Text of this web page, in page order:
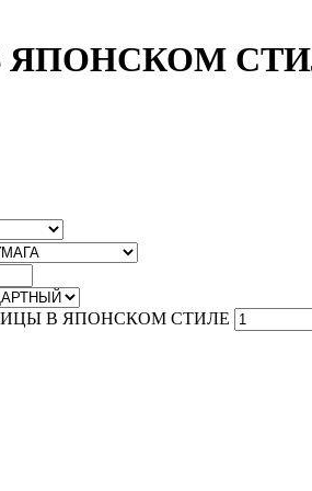
ПТИЦЫ В ЯПОНСКОМ СТИЛЕ